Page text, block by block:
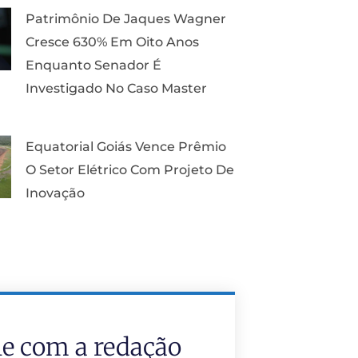
Patrimônio De Jaques Wagner
Cresce 630% Em Oito Anos
Enquanto Senador É
Investigado No Caso Master
Equatorial Goiás Vence Prêmio
O Setor Elétrico Com Projeto De
Inovação
com a redação